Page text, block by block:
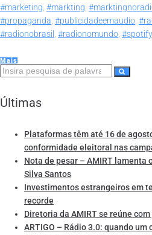
#marketing, #markting,
#propaganda, #publicidadeemaudio,
#radionobrasil , #radionomundo, #spotify
Mais
Últimas
Plataformas têm até 16 de
conformidade eleitoral nas
Nota de pesar – AMIRT lamenta
Silva Santos
Investimentos estrangeiros em
recorde
Diretoria da AMIRT se reúne
ARTIGO – Rádio 3.0: quando